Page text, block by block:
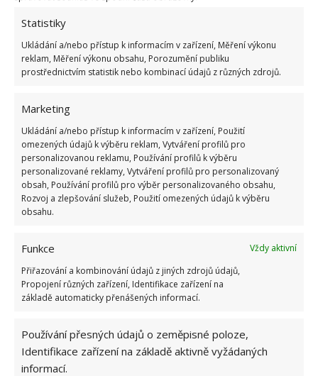
Statistiky
Ukládání a/nebo přístup k informacím v zařízení, Měření výkonu
reklam, Měření výkonu obsahu, Porozumění publiku
prostřednictvím statistik nebo kombinací údajů z různých zdrojů.
Marketing
Ukládání a/nebo přístup k informacím v zařízení, Použití
omezených údajů k výběru reklam, Vytváření profilů pro
personalizovanou reklamu, Používání profilů k výběru
personalizované reklamy, Vytváření profilů pro personalizovaný
obsah, Používání profilů pro výběr personalizovaného obsahu,
Rozvoj a zlepšování služeb, Použití omezených údajů k výběru
obsahu.
Funkce
Vždy aktivní
Přiřazování a kombinování údajů z jiných zdrojů údajů,
Propojení různých zařízení, Identifikace zařízení na
základě automaticky přenášených informací.
Používání přesných údajů o zeměpisné poloze,
Identifikace zařízení na základě aktivně vyžádaných
informací.
1.6.2026
Kvíz na téma pionýrské tábory za socialismu:
Kdo je zažil, bez problému získá 12 ze 12 bodů
12.5.2026
komunismu: 10 retro otázek ukáže, kdo má
dobrý přehled
23.6.2026
Retro kvíz o oblíbených autech v dobách
ŽHAVÉ NOVINKY